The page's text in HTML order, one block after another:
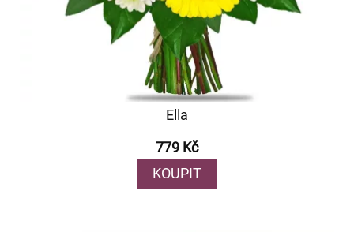
Ella
779 Kč
KOUPIT